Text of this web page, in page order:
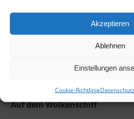
Akzeptieren
Ablehnen
Einstellungen
Cookie-RichtlinieDatenschutz
Die passende CD zum Seelenbrot-
Auf dem Wolkenschiff